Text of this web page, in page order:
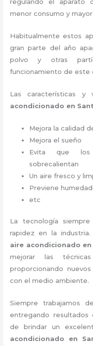
regulando el aparato
menor consumo y
Habitualmente estos
gran parte del año
polvo y otras
funcionamiento de este
Las características
acondicionado en
Mejora la calidad
Mejora el sueño
Evita que los
sobrecalientan
Un aire fresco y
Previene
etc
La tecnología
rapidez en la
aire acondicionado
mejorar las
proporcionando
con el medio ambiente.
Siempre trabajamos
entregando resultados
de brindar un
acondicionado en